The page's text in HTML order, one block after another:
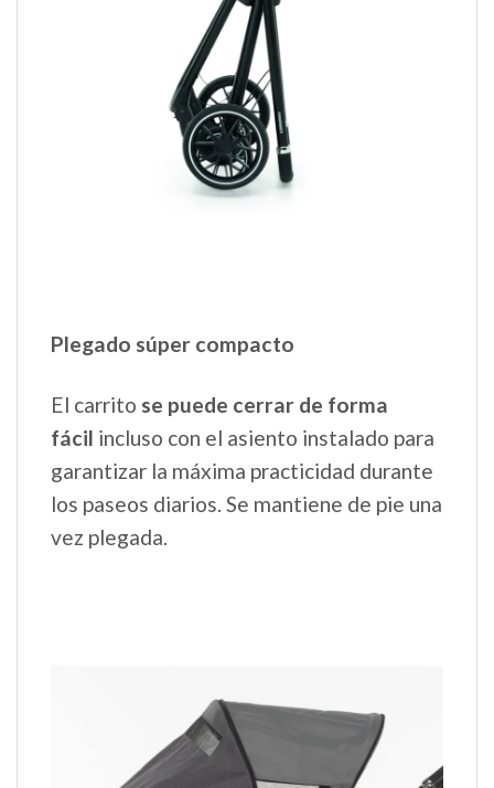
Plegado súper compacto
El carrito se puede cerrar de forma
fácil incluso con el asiento instalado para
garantizar la máxima practicidad durante
los paseos diarios. Se mantiene de pie una
vez plegada.